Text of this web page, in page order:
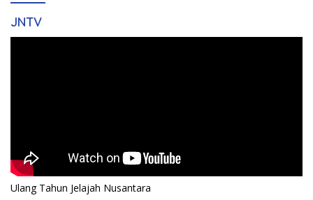
JNTV
Ulang Tahun Jelajah Nusantara